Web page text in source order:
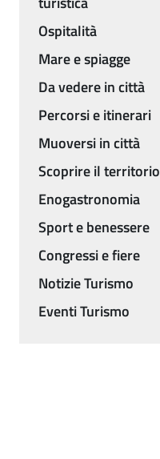
Ospitalità
Mare e spiagge
Da vedere in città
Percorsi e itinerari
Muoversi in città
Scoprire il territorio
Enogastronomia
Sport e benessere
Congressi e fiere
Notizie Turismo
Eventi Turismo